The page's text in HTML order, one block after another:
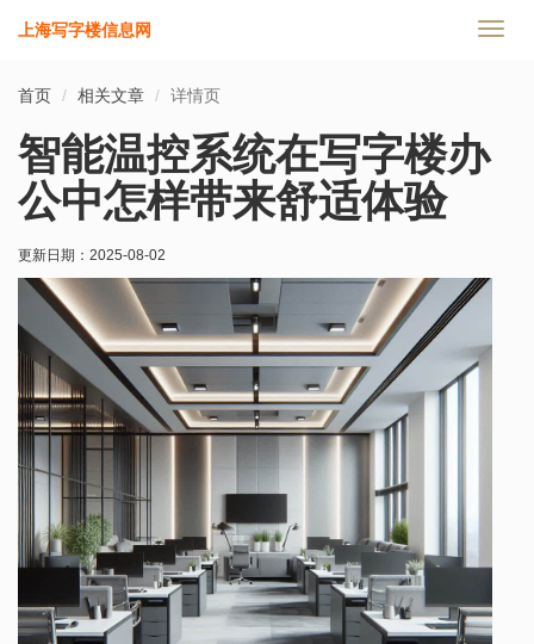
切
上海写字楼信息网
首页 相关文章 详情页
智能温控系统在写字楼办
公中怎样带来舒适体验
更新日期： 2025-08-02